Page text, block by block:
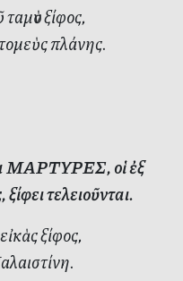
ξίφος,
πλάνης.
ΜΑΡΤΥΡΕΣ, οἱ ἐξ
τελειοῦνται.
ξίφος,